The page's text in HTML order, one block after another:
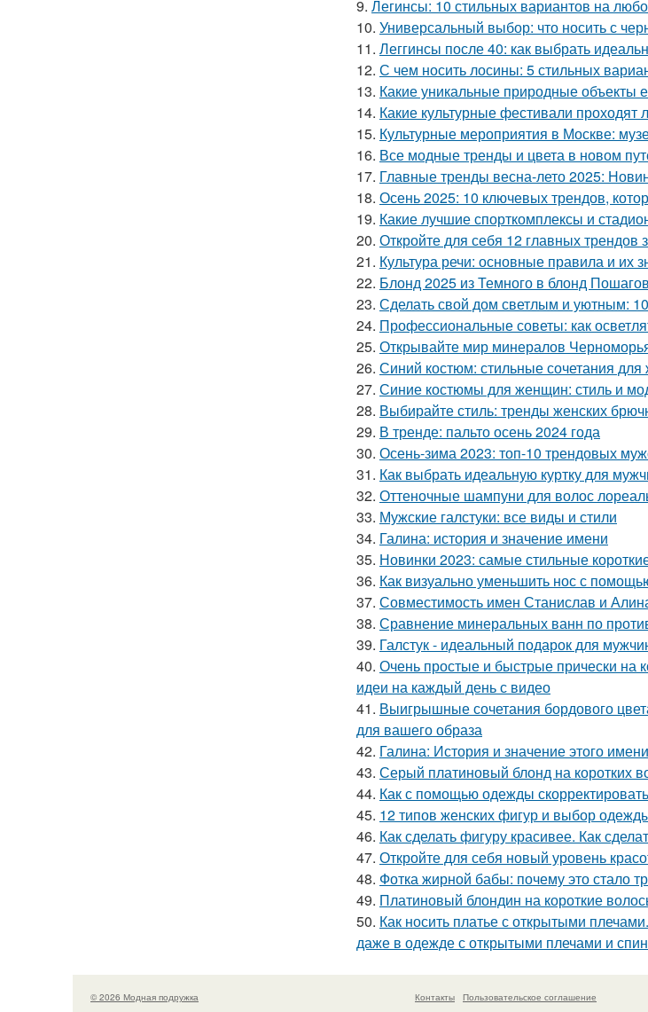
9. Легинсы: 10 стильных вариантов на
10. Универсальный выбор: что носить с
11. Леггинсы после 40: как выбрать
12. С чем носить лосины: 5 стильных
13. Какие уникальные природные объекты
14. Какие культурные фестивали проходят
15. Культурные мероприятия в Москве:
16. Все модные тренды и цвета в новом
17. Главные тренды весна-лето 2025:
18. Осень 2025: 10 ключевых трендов,
19. Какие лучшие спорткомплексы и
20. Откройте для себя 12 главных трендов
21. Культура речи: основные правила и их
22. Блонд 2025 из Темного в блонд
23. Сделать свой дом светлым и уютным:
24. Профессиональные советы: как
25. Открывайте мир минералов
26. Синий костюм: стильные сочетания
27. Синие костюмы для женщин: стиль и
28. Выбирайте стиль: тренды женских
29. В тренде: пальто осень 2024 года
30. Осень-зима 2023: топ-10 трендовых
31. Как выбрать идеальную куртку для
32. Оттеночные шампуни для волос
33. Мужские галстуки: все виды и стили
34. Галина: история и значение имени
35. Новинки 2023: самые стильные
36. Как визуально уменьшить нос с
37. Совместимость имен Станислав и
38. Сравнение минеральных ванн по
39. Галстук - идеальный подарок для
40. Очень простые и быстрые прически на
идеи на каждый день с видео
41. Выигрышные сочетания бордового
для вашего образа
42. Галина: История и значение этого имени
43. Серый платиновый блонд на коротких
44. Как с помощью одежды
45. 12 типов женских фигур и выбор
46. Как сделать фигуру красивее. Как
47. Откройте для себя новый уровень
48. Фотка жирной бабы: почему это стало
49. Платиновый блондин на короткие
50. Как носить платье с открытыми
даже в одежде с открытыми плечами и
© 2026 Модная подружка Контакты
Пользовательское соглашение